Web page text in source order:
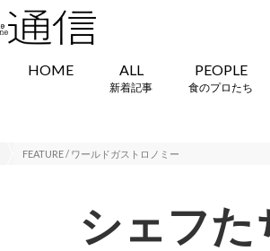
HOME ALL
新着記事
PEOPLE
食のプロたち
FEATURE / ワールドガストロノミー
シェフ